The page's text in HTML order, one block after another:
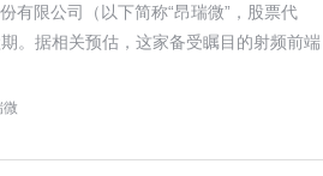
有限公司（以下简称“昂瑞微”，股票代
。据相关预估，这家备受瞩目的射频前端
微